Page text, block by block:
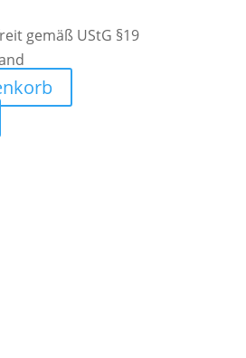
€.
gemäß UStG §19